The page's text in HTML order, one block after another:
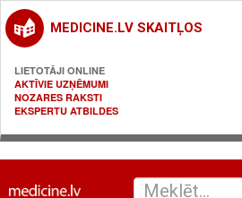
MEDICINE.LV SKAITĻOS
LIETOTĀJI ONLINE
AKTĪVIE UZŅĒMUMI
NOZARES RAKSTI
EKSPERTU ATBILDES